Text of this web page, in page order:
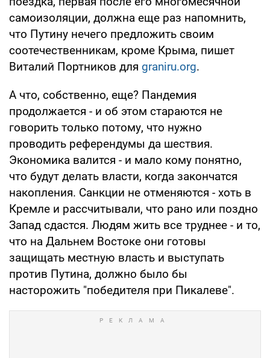
самоизоляции, должна еще раз напомнить,
что Путину нечего предложить своим
соотечественникам, кроме Крыма, пишет
Виталий Портников для graniru.org.
А что, собственно, еще? Пандемия
продолжается - и об этом стараются не
говорить только потому, что нужно
проводить референдумы да шествия.
Экономика валится - и мало кому понятно,
что будут делать власти, когда закончатся
накопления. Санкции не отменяются - хоть в
Кремле и рассчитывали, что рано или поздно
Запад сдастся. Людям жить все труднее - и то,
что на Дальнем Востоке они готовы
защищать местную власть и выступать
против Путина, должно было бы
насторожить "победителя при Пикалеве".